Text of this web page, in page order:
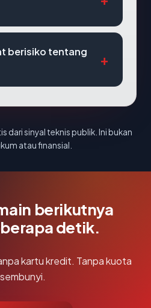
berisiko tentang
dari sinyal teknis publik. Ini bukan
atau finansial.
berikutnya
detik.
kartu kredit. Tanpa kuota